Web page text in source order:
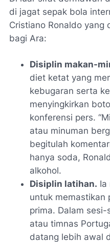
di jagat sepak bola
Cristiano Ronaldo yang
bagi Ara:
Disiplin makan-
diet ketat yang
kebugaran serta
menyingkirkan
konferensi pers.
atau minuman
begitulah
hanya soda,
alkohol.
Disiplin latihan. Ia
untuk memastikan
prima. Dalam
atau timnas
datang lebih awal